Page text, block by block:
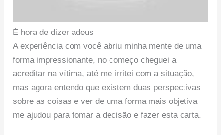
É hora de dizer adeus
A experiência com você abriu minha mente de uma
forma impressionante, no começo cheguei a
acreditar na vítima, até me irritei com a situação,
mas agora entendo que existem duas perspectivas
sobre as coisas e ver de uma forma mais objetiva
me ajudou para tomar a decisão e fazer esta carta.